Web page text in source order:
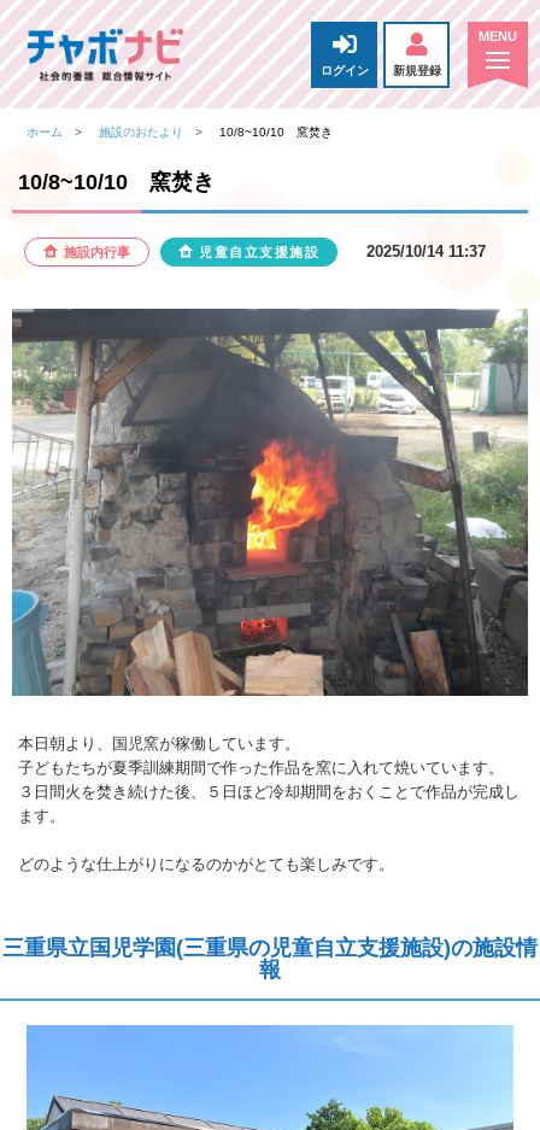
ログイン 新規登録
ホーム 施設のおたより 10/8~10/10 窯焚き
10/8~10/10 窯焚き
施設内行事 児童自立支援施設 2025/10/14 11:37
本日朝より、国児窯が稼働しています。
子どもたちが夏季訓練期間で作った作品を窯に入れて焼いています。
３日間火を焚き続けた後、５日ほど冷却期間をおくことで作品が完成し
ます。
どのような仕上がりになるのかがとても楽しみです。
三重県立国児学園(三重県の児童自立支援施設)の施設情
報